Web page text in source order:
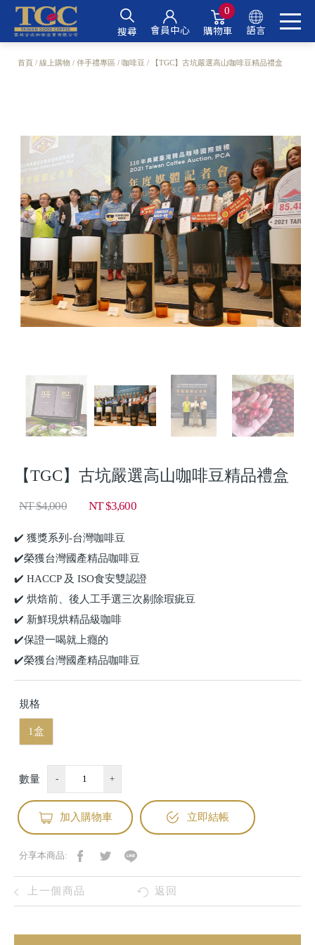
搜尋 會員中心 購物車
0
語言
首頁 線上購物 伴手禮專區 咖啡豆 【TGC】古坑嚴選高山咖啡豆精品禮盒
【TGC】古坑嚴選高山咖啡豆精品禮盒
NT $4,000 NT $3,600
✔️ 獲獎系列-台灣咖啡豆
✔️榮獲台灣國產精品咖啡豆
✔️ HACCP 及 ISO食安雙認證
✔️ 烘焙前、後人工手選三次剔除瑕疵豆
✔️ 新鮮現烘精品級咖啡
✔️保證一喝就上癮的
✔️榮獲台灣國產精品咖啡豆
規格
1盒
數量 - +
加入購物車 立即結帳
分享本商品:
上一個商品 返回